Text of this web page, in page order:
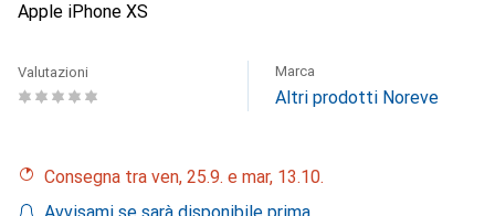
Apple iPhone XS
Valutazioni Marca
Altri prodotti Noreve
Consegna tra ven, 25.9. e mar, 13.10.